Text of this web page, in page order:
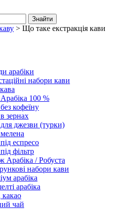
Знайти
> Що таке екстракція кави
арабіки
набори кави
100 %
кофеїну
зернах
джезви (турки)
еспресо
фільтр
Арабіка / Робуста
набори кави
арабіка
арабіка
чай